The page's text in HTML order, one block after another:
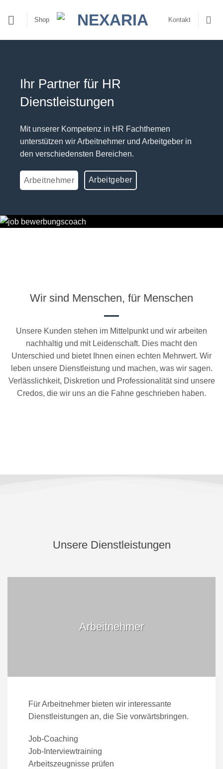
Inhalt
Shop Kontakt
Ihr Partner für HR
Dienstleistungen
Mit unserer Kompetenz in HR Fachthemen
unterstützen wir Arbeitnehmer und Arbeitgeber in
den verschiedensten Bereichen.
Arbeitnehmer Arbeitgeber
Wir sind Menschen, für Menschen
Unsere Kunden stehen im Mittelpunkt und wir arbeiten
nachhaltig und mit Leidenschaft. Dies macht den
Unterschied und bietet Ihnen einen echten Mehrwert. Wir
leben unsere Dienstleistung und machen, was wir sagen.
Verlässlichkeit, Diskretion und Professionalität sind unsere
Credos, die wir uns an die Fahne geschrieben haben.
Unsere Dienstleistungen
Arbeitnehmer
Für Arbeitnehmer bieten wir interessante
Dienstleistungen an, die Sie vorwärtsbringen.
Job-Coaching
Job-Interviewtraining
Arbeitszeugnisse prüfen